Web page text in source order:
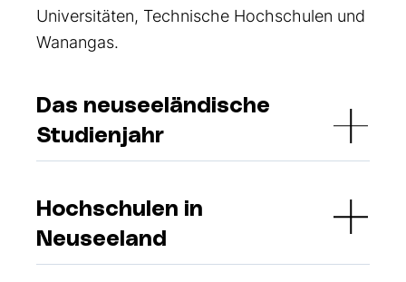
Universitäten, Technische Hochschulen und
Wanangas.
Das neuseeländische
Studienjahr
Hochschulen in
Neuseeland